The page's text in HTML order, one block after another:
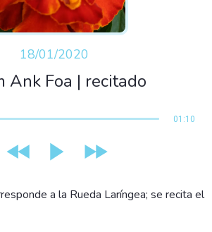
18/01/2020
Ank Foa | recitado
01:10
a la Rueda Laríngea; se recita el